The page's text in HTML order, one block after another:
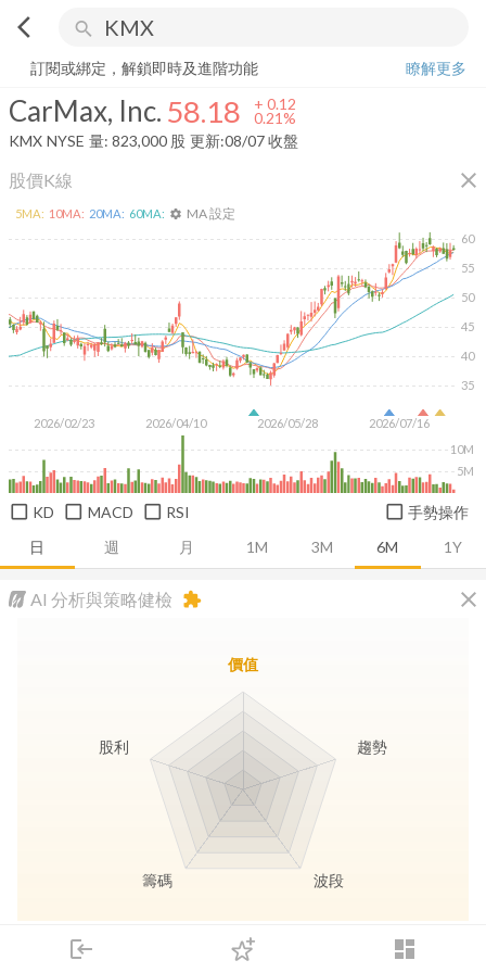
arrow_back_ios search
login dashboard
下單
CarMax, Inc. 58.18+
訂閱或綁定，解鎖即時及進階功能
瞭解更多
CarMax, Inc. 58.18 + 0.12
0.21%
KMX NYSE 量: 823,000 股 更新:08/07 收盤
股價K線 close
日 週 月 1M 3M 6M 1Y
2026/02/23 2026/04/10 2026/05/28 2026/07/16
35
40
45
50
55
60
5M
10M
5MA: 10MA: 20MA: 60MA: settings MA 設定
KD MACD RSI 手勢操作
AI 分析與策略健檢 close
extension
長線價值 存股收息
價值
趨勢
波段
籌碼
股利